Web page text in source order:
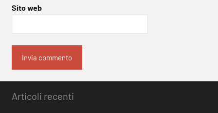
Sito web
Articoli recenti